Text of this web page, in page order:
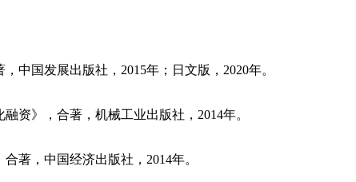
中国发展出版社，2015年；日文版，2020年。
资》，合著，机械工业出版社，2014年。
著，中国经济出版社，2014年。